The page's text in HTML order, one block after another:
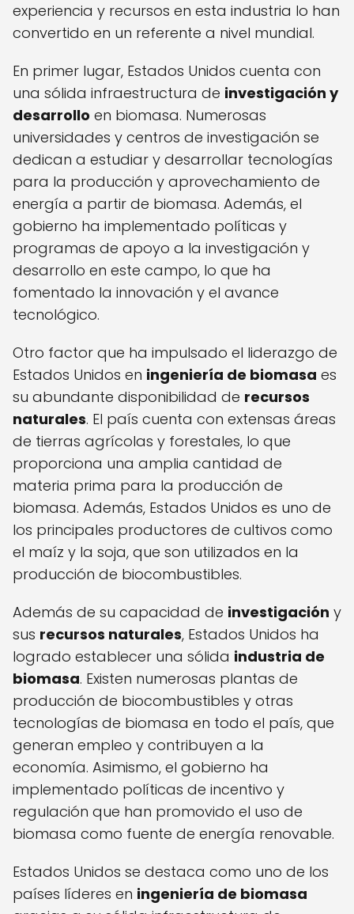
experiencia y recursos en esta industria lo han
convertido en un referente a nivel mundial.
En primer lugar, Estados Unidos cuenta con
una sólida infraestructura de investigación y
desarrollo en biomasa. Numerosas
universidades y centros de investigación se
dedican a estudiar y desarrollar tecnologías
para la producción y aprovechamiento de
energía a partir de biomasa. Además, el
gobierno ha implementado políticas y
programas de apoyo a la investigación y
desarrollo en este campo, lo que ha
fomentado la innovación y el avance
tecnológico.
Otro factor que ha impulsado el liderazgo de
Estados Unidos en ingeniería de biomasa es
su abundante disponibilidad de recursos
naturales. El país cuenta con extensas áreas
de tierras agrícolas y forestales, lo que
proporciona una amplia cantidad de
materia prima para la producción de
biomasa. Además, Estados Unidos es uno de
los principales productores de cultivos como
el maíz y la soja, que son utilizados en la
producción de biocombustibles.
Además de su capacidad de investigación y
sus recursos naturales, Estados Unidos ha
logrado establecer una sólida industria de
biomasa. Existen numerosas plantas de
producción de biocombustibles y otras
tecnologías de biomasa en todo el país, que
generan empleo y contribuyen a la
economía. Asimismo, el gobierno ha
implementado políticas de incentivo y
regulación que han promovido el uso de
biomasa como fuente de energía renovable.
Estados Unidos se destaca como uno de los
países líderes en ingeniería de biomasa